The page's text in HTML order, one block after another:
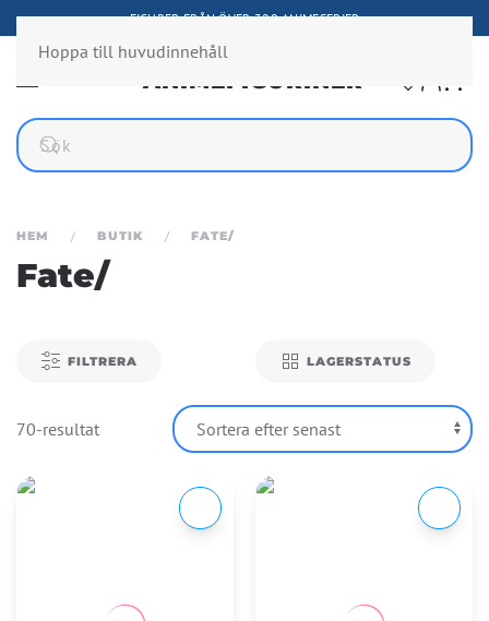
Hoppa till huvudinnehåll
FIGURER FRÅN ÖVER 300 ANIMESERIER
HEM BUTIK FATE/
Fate/
FILTRERA LAGERSTATUS
70-resultat